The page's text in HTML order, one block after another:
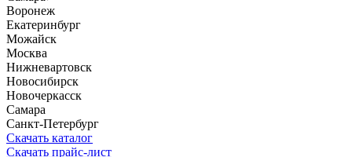
Воронеж
Екатеринбург
Можайск
Москва
Нижневартовск
Новосибирск
Новочеркасск
Самара
Санкт-Петербург
Скачать каталог
Скачать прайс-лист